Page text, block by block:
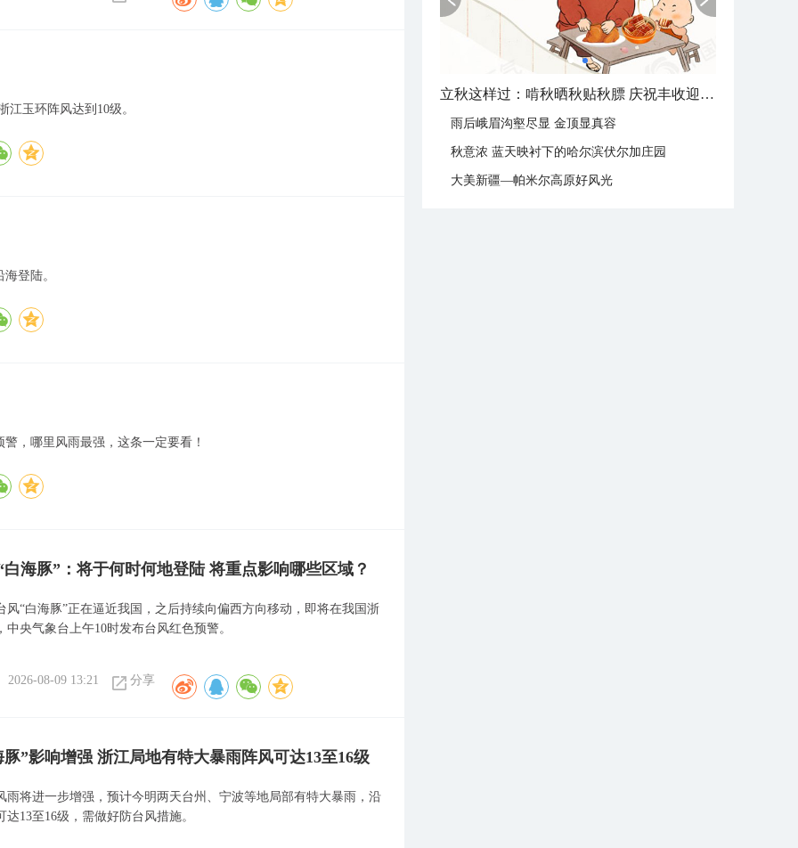
江玉环阵风达到10级。
登陆。
，哪里风雨最强，这条一定要看！
海豚”：将于何时何地登陆 将重点影响哪些区域？
风“白海豚”正在逼近我国，之后持续向偏西方向移动，即将在我国浙
中央气象台上午10时发布台风红色预警。
2026-08-09 13:21 分享
”影响增强 浙江局地有特大暴雨阵风可达13至16级
雨将进一步增强，预计今明两天台州、宁波等地局部有特大暴雨，沿
达13至16级，需做好防台风措施。
立秋这样过：啃秋晒秋贴秋膘 庆祝丰收迎秋来
雨后峨眉沟壑尽显 金顶显真容
秋意浓 蓝天映衬下的哈尔滨伏尔加庄园
大美新疆—帕米尔高原好风光